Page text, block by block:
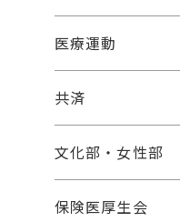
医療運動
共済
文化部・女性部
保険医厚生会